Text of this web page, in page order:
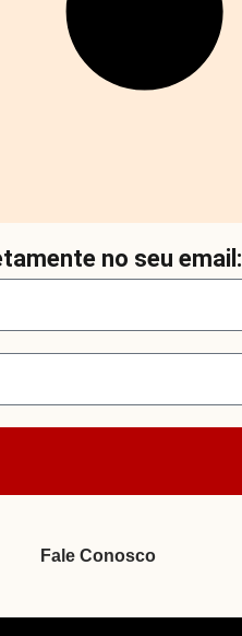
no seu email:
Fale Conosco